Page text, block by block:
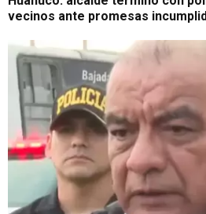
vecinos ante promesas